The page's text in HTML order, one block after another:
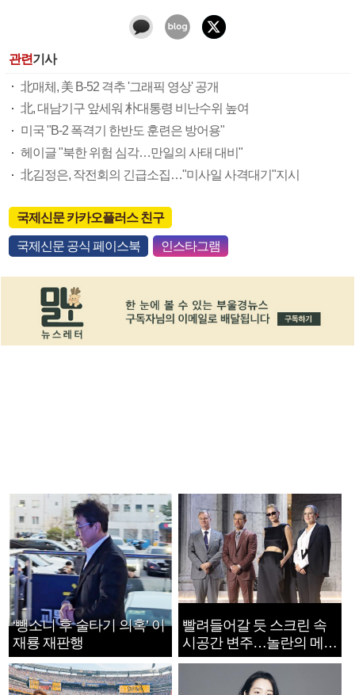
관련기사
北매체, 美 B-52 격추 '그래픽 영상' 공개
北, 대남기구 앞세워 朴대통령 비난수위 높여
미국 "B-2 폭격기 한반도 훈련은 방어용"
헤이글 "북한 위험 심각…만일의 사태 대비"
北김정은, 작전회의 긴급소집…"미사일 사격대기"지시
국제신문 카카오플러스 친구
국제신문 공식 페이스북 인스타그램
‘뺑소니 후 술타기 의혹’ 이
재룡 재판행
빨려들어갈 듯 스크린 속
시공간 변주…놀란의 메시
지는 ‘전쟁 속죄’